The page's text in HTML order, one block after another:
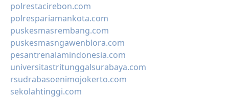
polrestacirebon.com
polrespariamankota.com
puskesmasrembang.com
puskesmasngawenblora.com
pesantrenalamindonesia.com
universitastritunggalsurabaya.com
rsudrabasoenimojokerto.com
sekolahtinggi.com